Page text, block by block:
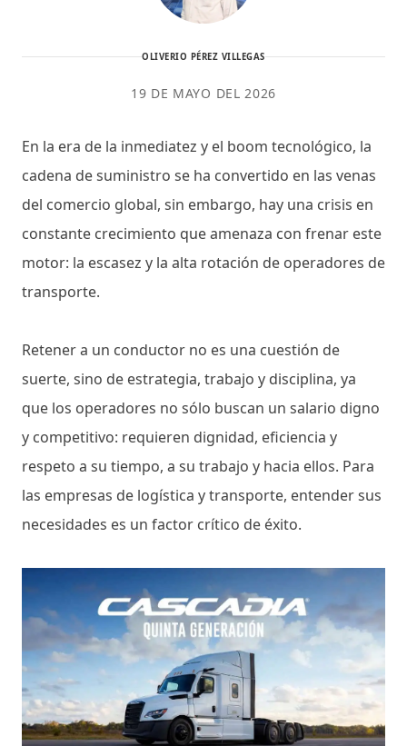
OLIVERIO PÉREZ VILLEGAS
19 DE MAYO DEL 2026
En la era de la inmediatez y el boom tecnológico, la
cadena de suministro se ha convertido en las venas
del comercio global, sin embargo, hay una crisis en
constante crecimiento que amenaza con frenar este
motor: la escasez y la alta rotación de operadores de
transporte.
Retener a un conductor no es una cuestión de
suerte, sino de estrategia, trabajo y disciplina, ya
que los operadores no sólo buscan un salario digno
y competitivo: requieren dignidad, eficiencia y
respeto a su tiempo, a su trabajo y hacia ellos. Para
las empresas de logística y transporte, entender sus
necesidades es un factor crítico de éxito.